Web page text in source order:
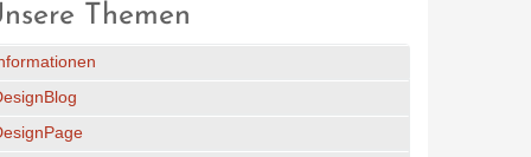
Themen